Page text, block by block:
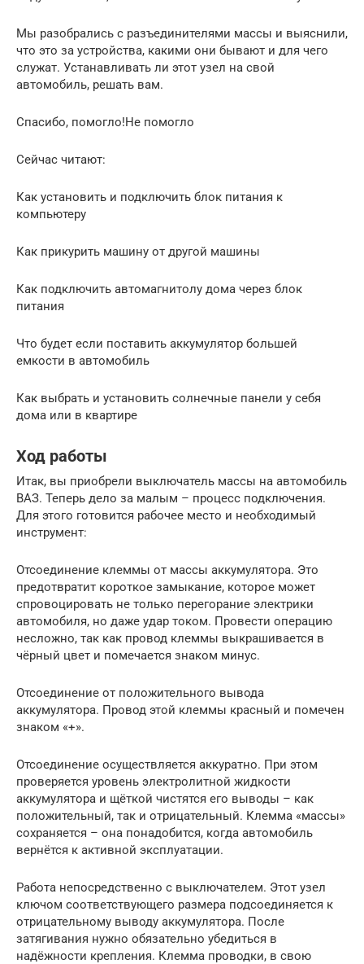
Мы разобрались с разъединителями массы и выяснили,
что это за устройства, какими они бывают и для чего
служат. Устанавливать ли этот узел на свой
автомобиль, решать вам.
Спасибо, помогло!Не помогло
Сейчас читают:
Как установить и подключить блок питания к
компьютеру
Как прикурить машину от другой машины
Как подключить автомагнитолу дома через блок
питания
Что будет если поставить аккумулятор большей
емкости в автомобиль
Как выбрать и установить солнечные панели у себя
дома или в квартире
Ход работы
Итак, вы приобрели выключатель массы на автомобиль
ВАЗ. Теперь дело за малым – процесс подключения.
Для этого готовится рабочее место и необходимый
инструмент:
Отсоединение клеммы от массы аккумулятора. Это
предотвратит короткое замыкание, которое может
спровоцировать не только перегорание электрики
автомобиля, но даже удар током. Провести операцию
несложно, так как провод клеммы выкрашивается в
чёрный цвет и помечается знаком минус.
Отсоединение от положительного вывода
аккумулятора. Провод этой клеммы красный и помечен
знаком «+».
Отсоединение осуществляется аккуратно. При этом
проверяется уровень электролитной жидкости
аккумулятора и щёткой чистятся его выводы – как
положительный, так и отрицательный. Клемма «массы»
сохраняется – она понадобится, когда автомобиль
вернётся к активной эксплуатации.
Работа непосредственно с выключателем. Этот узел
ключом соответствующего размера подсоединяется к
отрицательному выводу аккумулятора. После
затягивания нужно обязательно убедиться в
надёжности крепления. Клемма проводки, в свою